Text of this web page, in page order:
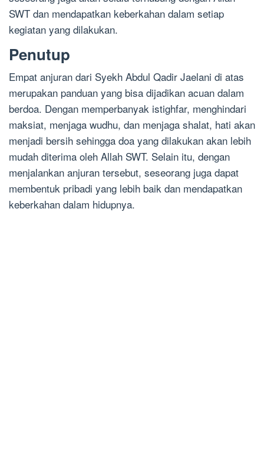
SWT dan mendapatkan keberkahan dalam setiap
kegiatan yang dilakukan.
Penutup
Empat anjuran dari Syekh Abdul Qadir Jaelani di atas
merupakan panduan yang bisa dijadikan acuan dalam
berdoa. Dengan memperbanyak istighfar, menghindari
maksiat, menjaga wudhu, dan menjaga shalat, hati akan
menjadi bersih sehingga doa yang dilakukan akan lebih
mudah diterima oleh Allah SWT. Selain itu, dengan
menjalankan anjuran tersebut, seseorang juga dapat
membentuk pribadi yang lebih baik dan mendapatkan
keberkahan dalam hidupnya.